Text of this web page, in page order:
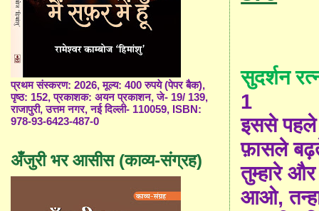
सुदर्शन
1
इससे पहले
फ़ासले
तुम्हारे
आओ,
प्रथम संस्करण: 2026, मूल्य: 400 रुपये (पेपर बैक),
पृष्ठ: 152, प्रकाशक: अयन प्रकाशन, जे- 19/ 139,
राजापुरी, उत्तम नगर, नई दिल्ली- 110059, ISBN:
978-93-6423-487-0
अँजुरी भर आसीस (काव्य-संग्रह)